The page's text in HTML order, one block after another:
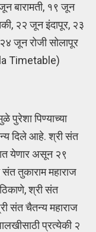
बारामती, १९ जून
२२ जून इंदापूर, २३
जून रोजी सोलापूर
Timetable)
पुरेशा पिण्याच्या
दिले आहे. श्री संत
येणार असून २९
तुकाराम महाराज
श्री संत
संत चैतन्य महाराज
प्रत्येकी २